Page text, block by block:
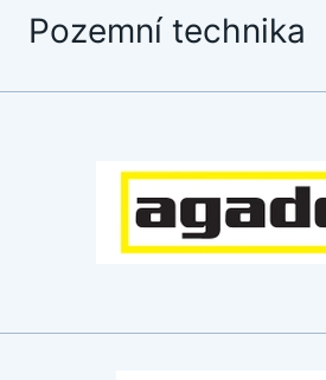
Pozemní technika